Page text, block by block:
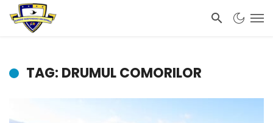
TAG: DRUMUL COMORILOR